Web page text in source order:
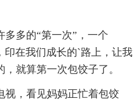
多的“第一次”，一个
印在我们成长的`路上，让我
就算第一次包饺子了。
视，看见妈妈正忙着包饺